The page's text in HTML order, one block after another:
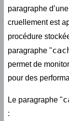
paragraphe
cruellement est
procédure
paragraphe "
permet de
pour des
Le paragraphe "
: